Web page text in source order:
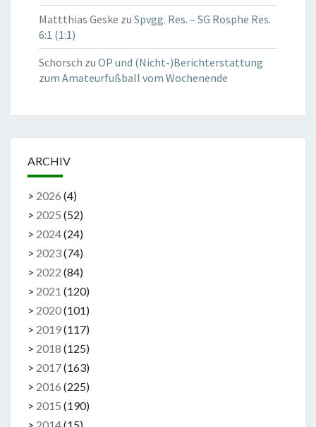
Mattthias Geske zu Spvgg. Res. – SG Rosphe Res.
6:1 (1:1)
Schorsch zu OP und (Nicht-)Berichterstattung
zum Amateurfußball vom Wochenende
ARCHIV
> 2026 (4)
> 2025 (52)
> 2024(24)
> 2023(74)
> 2022 (84)
> 2021 (120)
> 2020(101)
> 2019(117)
> 2018 (125)
> 2017(163)
> 2016 (225)
> 2015 (190)